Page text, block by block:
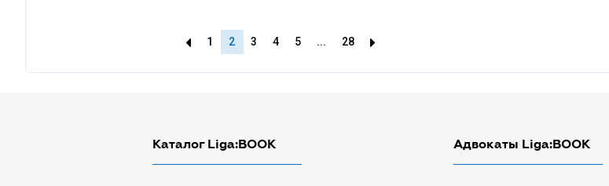
1 2 3 4 5 ... 28
Каталог Liga:BOOK Адвокаты Liga:BOOK